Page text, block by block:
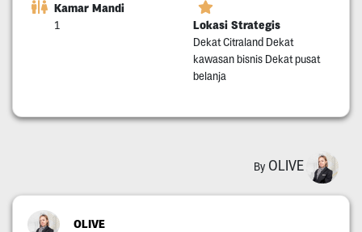
Kamar Mandi
1 Lokasi Strategis
Dekat Citraland Dekat
kawasan bisnis Dekat pusat
belanja
By OLIVE
OLIVE